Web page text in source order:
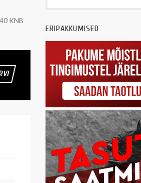
ERIPAKKUMISED
KNB